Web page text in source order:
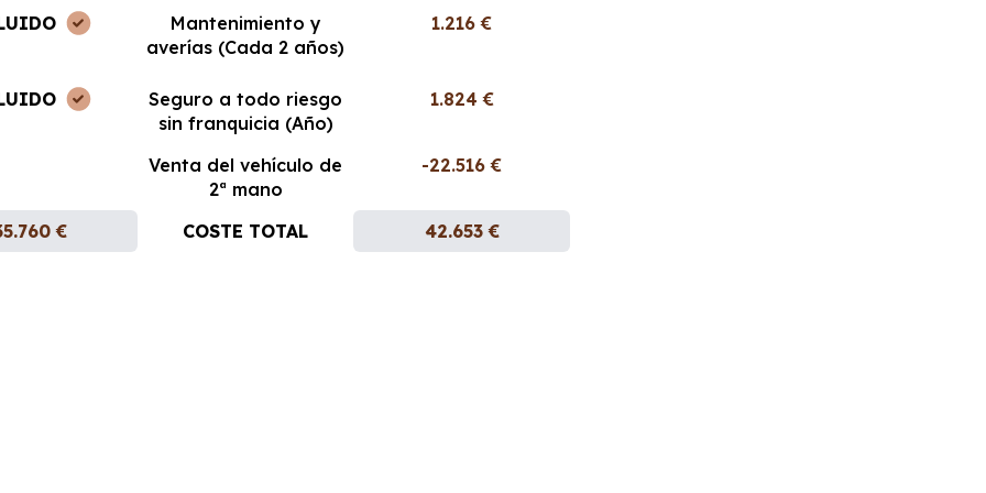
Mantenimiento y
averías (Cada 2 años)
1.216 €
Seguro a todo riesgo
sin franquicia (Año)
1.824 €
Venta del vehículo de
2ª mano
-22.516 €
€ COSTE TOTAL 42.653 €